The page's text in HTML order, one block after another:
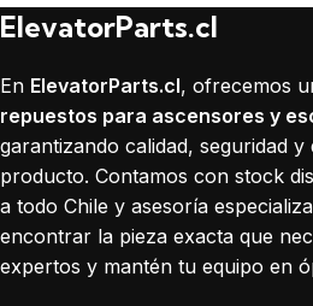
ElevatorParts.cl
En ElevatorParts.cl, ofrecemos
repuestos para ascensores y
garantizando calidad, seguridad y
producto. Contamos con stock
a todo Chile y asesoría
encontrar la pieza exacta que
expertos y mantén tu equipo en